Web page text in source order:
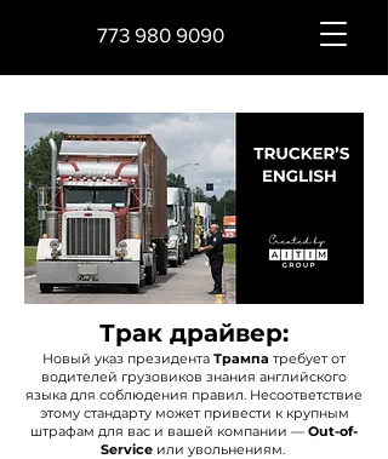
773 980 9090
Трак драйвер:
Новый указ президента Трампа требует от
водителей грузовиков знания английского
языка для соблюдения правил. Несоответствие
этому стандарту может привести к крупным
штрафам для вас и вашей компании — Out-of-
Serviceили увольнениям.